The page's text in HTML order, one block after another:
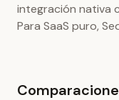
integración nativa
Para SaaS puro,